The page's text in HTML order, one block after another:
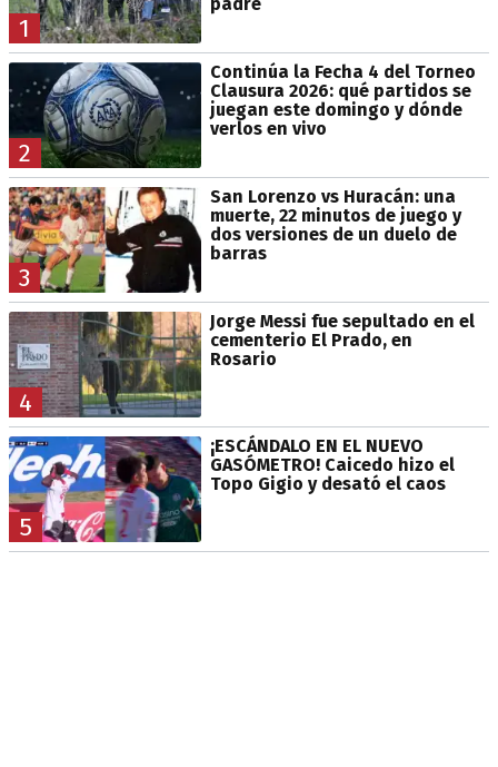
1
2
Continúa la Fecha 4 del Torneo
Clausura 2026: qué partidos se
juegan este domingo y dónde
verlos en vivo
3
San Lorenzo vs Huracán: una
muerte, 22 minutos de juego y
dos versiones de un duelo de
barras
4
Jorge Messi fue sepultado en el
cementerio El Prado, en
Rosario
5
¡ESCÁNDALO EN EL NUEVO
GASÓMETRO! Caicedo hizo el
Topo Gigio y desató el caos